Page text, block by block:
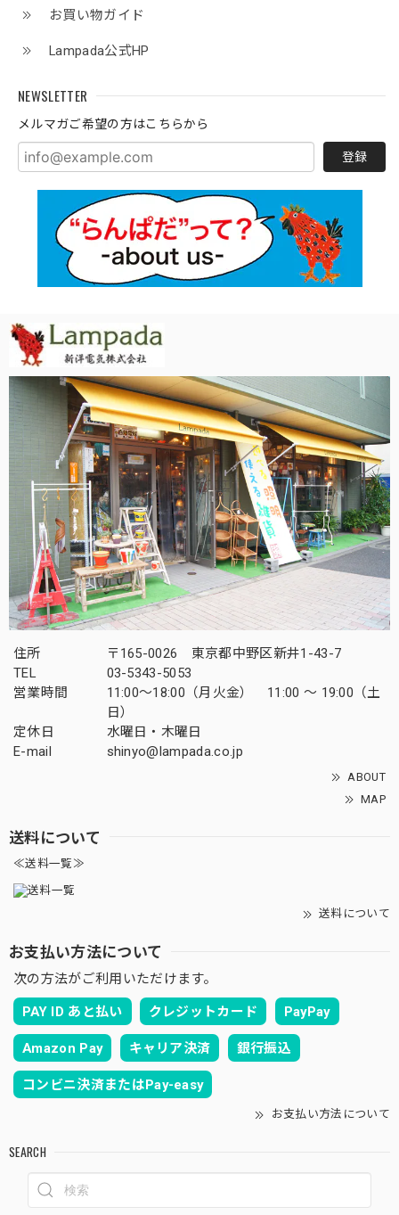
お買い物ガイド
Lampada公式HP
NEWSLETTER
メルマガご希望の方はこちらから
登録
住所
〒165-0026 東京都中野区新井1-43-7
TEL
03-5343-5053
営業時間
11:00～18:00（月火金） 11:00 ～ 19:00（土
日）
定休日
水曜日・木曜日
E-mail
shinyo@lampada.co.jp
ABOUT
MAP
送料について
≪送料一覧≫
送料について
お支払い方法について
次の方法がご利用いただけます。
PAY ID あと払い クレジットカード PayPay
Amazon Pay キャリア決済 銀行振込
コンビニ決済またはPay-easy
お支払い方法について
SEARCH